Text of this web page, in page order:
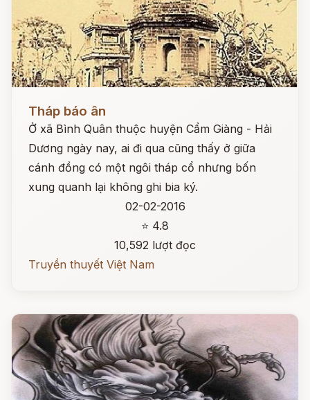
Tháp báo ân
Ở xã Bình Quân thuộc huyện Cẩm Giàng - Hải
Dương ngày nay, ai đi qua cũng thấy ở giữa
cánh đồng có một ngôi tháp cổ nhưng bốn
xung quanh lại không ghi bia ký.
02-02-2016
⭐ 4.8
10,592 lượt đọc
Truyền thuyết Việt Nam